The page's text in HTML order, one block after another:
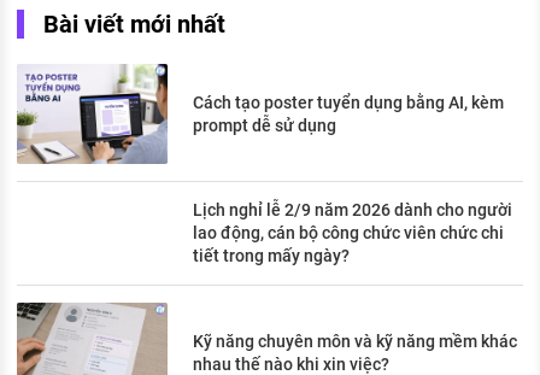
Bài viết mới nhất
Cách tạo poster tuyển dụng bằng AI, kèm
prompt dễ sử dụng
Lịch nghỉ lễ 2/9 năm 2026 dành cho người
lao động, cán bộ công chức viên chức chi
tiết trong mấy ngày?
Kỹ năng chuyên môn và kỹ năng mềm khác
nhau thế nào khi xin việc?